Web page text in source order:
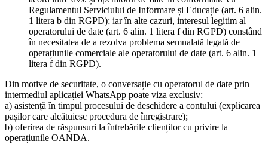
Regulamentul Serviciului de Informare și Educație (art. 6 alin.
1 litera b din RGPD); iar în alte cazuri, interesul legitim al
operatorului de date (art. 6 alin. 1 litera f din RGPD) constând
în necesitatea de a rezolva problema semnalată legată de
operațiunile comerciale ale operatorului de date (art. 6 alin. 1
litera f din RGPD).
Din motive de securitate, o conversație cu operatorul de date prin
intermediul aplicației WhatsApp poate viza exclusiv:
a) asistență în timpul procesului de deschidere a contului (explicarea
pașilor care alcătuiesc procedura de înregistrare);
b) oferirea de răspunsuri la întrebările clienților cu privire la
operațiunile OANDA.